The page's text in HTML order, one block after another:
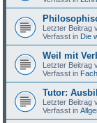
Letzter Beitrag
Verfasst in Die
Weil mit
Letzter Beitrag
Verfasst in
Tutor:
Letzter Beitrag
Verfasst in